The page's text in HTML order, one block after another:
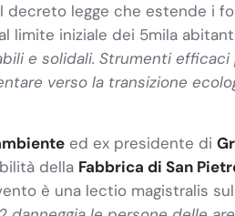
decreto legge che estende i
limite iniziale dei 5mila
e solidali. Strumenti efficaci
verso la transizione
ed ex presidente di
della Fabbrica di San
è una lectio magistralis